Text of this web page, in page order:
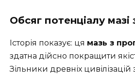
Обсяг потенціалу мазі
Історія показує: ця мазь з
здатна дійсно покращити
Зільники древніх